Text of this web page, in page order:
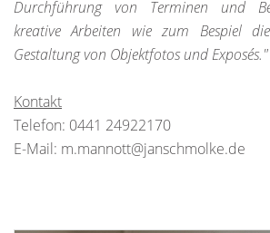
Durchführung von Terminen und
kreative Arbeiten wie zum Bespiel
Gestaltung von Objektfotos und Exposés."
Kontakt
Telefon: 0441 24922170
E-Mail: m.mannott@janschmolke.de